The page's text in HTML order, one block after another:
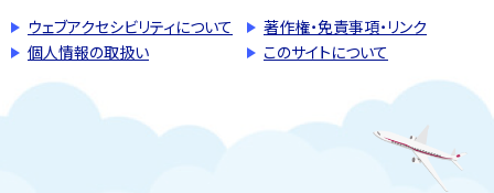
ウェブアクセシビリティについて
著作権・免責事項・リンク
個人情報の取扱い
このサイトについて